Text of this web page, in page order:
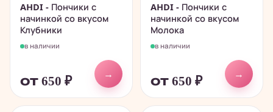
AHDI - Пончики с
начинкой со вкусом
Клубники
в наличии
от 650 ₽
→
AHDI - Пончики с
начинкой со вкусом
Молока
в наличии
от 650 ₽
→